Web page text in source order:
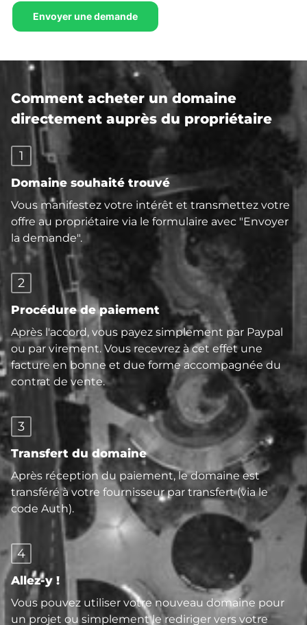
Comment acheter un domaine
directement auprès du propriétaire
1
Domaine souhaité trouvé
Vous manifestez votre intérêt et transmettez votre
offre au propriétaire via le formulaire avec "Envoyer
la demande".
2
Procédure de paiement
Après l'accord, vous payez simplement par Paypal
ou par virement. Vous recevrez à cet effet une
facture en bonne et due forme accompagnée du
contrat de vente.
3
Transfert du domaine
Après réception du paiement, le domaine est
transféré à votre fournisseur par transfert (via le
code Auth).
4
Allez-y !
Vous pouvez utiliser votre nouveau domaine pour
un projet ou simplement le rediriger vers votre